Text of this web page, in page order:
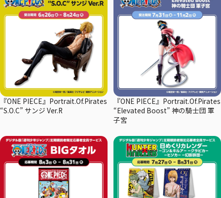
『ONE PIECE』Portrait.Of.Pirates
“S.O.C” サンジ Ver.R
『ONE PIECE』Portrait.Of.Pirates
“Elevated Boost” 神の騎士団 軍
子宮